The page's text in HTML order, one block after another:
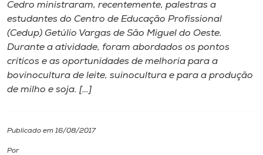
Internacionalização
I.nova
Cultura
Cedro ministraram, recentemente, palestras a
estudantes do Centro de Educação Profissional
(Cedup) Getúlio Vargas de São Miguel do Oeste.
Durante a atividade, foram abordados os pontos
críticos e as oportunidades de melhoria para a
bovinocultura de leite, suinocultura e para a produção
de milho e soja. […]
Publicado em 16/08/2017
Por